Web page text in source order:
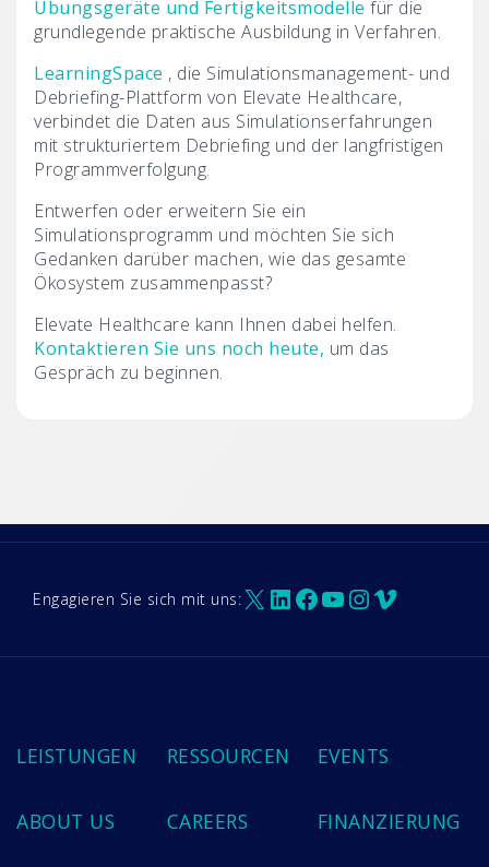
Übungsgeräte und Fertigkeitsmodelle für die
grundlegende praktische Ausbildung in Verfahren.
LearningSpace , die Simulationsmanagement- und
Debriefing-Plattform von Elevate Healthcare,
verbindet die Daten aus Simulationserfahrungen
mit strukturiertem Debriefing und der langfristigen
Programmverfolgung.
Entwerfen oder erweitern Sie ein
Simulationsprogramm und möchten Sie sich
Gedanken darüber machen, wie das gesamte
Ökosystem zusammenpasst?
Elevate Healthcare kann Ihnen dabei helfen.
Kontaktieren Sie uns noch heute, um das
Gespräch zu beginnen.
Engagieren Sie sich mit uns:X LinkedIn
Facebook
YouTube
Instagram
Vimeo
LEISTUNGEN RESSOURCEN EVENTS
ABOUT US CAREERS FINANZIERUNG